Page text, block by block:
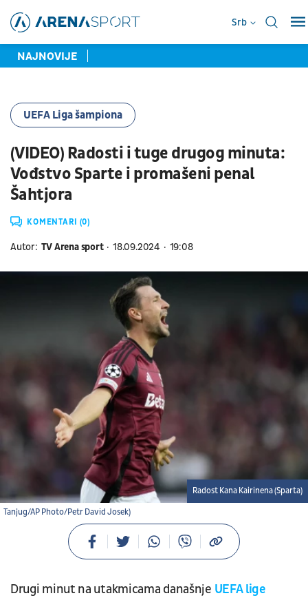
Srb
NAJNOVIJE
UEFA Liga šampiona
(VIDEO) Radosti i tuge drugog minuta:
Vođstvo Sparte i promašeni penal
Šahtjora
KOMENTARI (0)
Autor: TV Arena sport 18.09.2024 19:08
Tanjug/AP Photo/Petr David Josek)
Radost Kana Kairinena (Sparta)
Drugi minut na utakmicama današnje UEFA lige